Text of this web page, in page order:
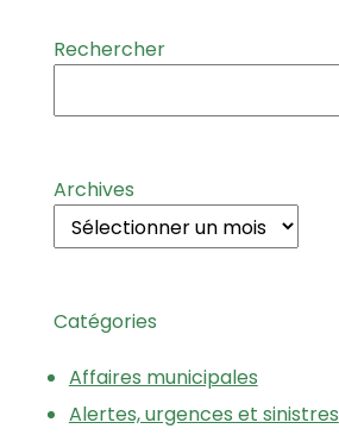
Rechercher
Archives
Catégories
Affaires municipales
Alertes, urgences et sinistres